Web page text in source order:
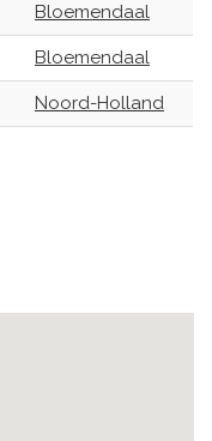
Bloemendaal
Bloemendaal
Noord-Holland